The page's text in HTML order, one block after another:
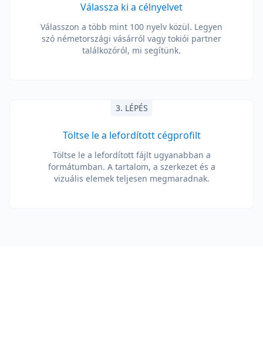
Válassza ki a célnyelvet
Válasszon a több mint 100 nyelv közül. Legyen
szó németországi vásárról vagy tokiói partner
találkozóról, mi segítünk.
3. LÉPÉS
Töltse le a lefordított cégprofilt
Töltse le a lefordított fájlt ugyanabban a
formátumban. A tartalom, a szerkezet és a
vizuális elemek teljesen megmaradnak.